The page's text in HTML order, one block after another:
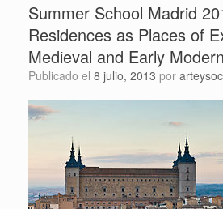
Summer School Madrid
Residences as Places of
Medieval and Early
Publicado el 8 julio, 2013 por